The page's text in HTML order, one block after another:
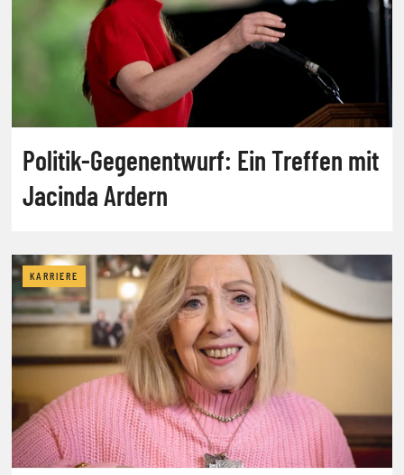
Politik-Gegenentwurf: Ein Treffen mit
Jacinda Ardern
KARRIERE